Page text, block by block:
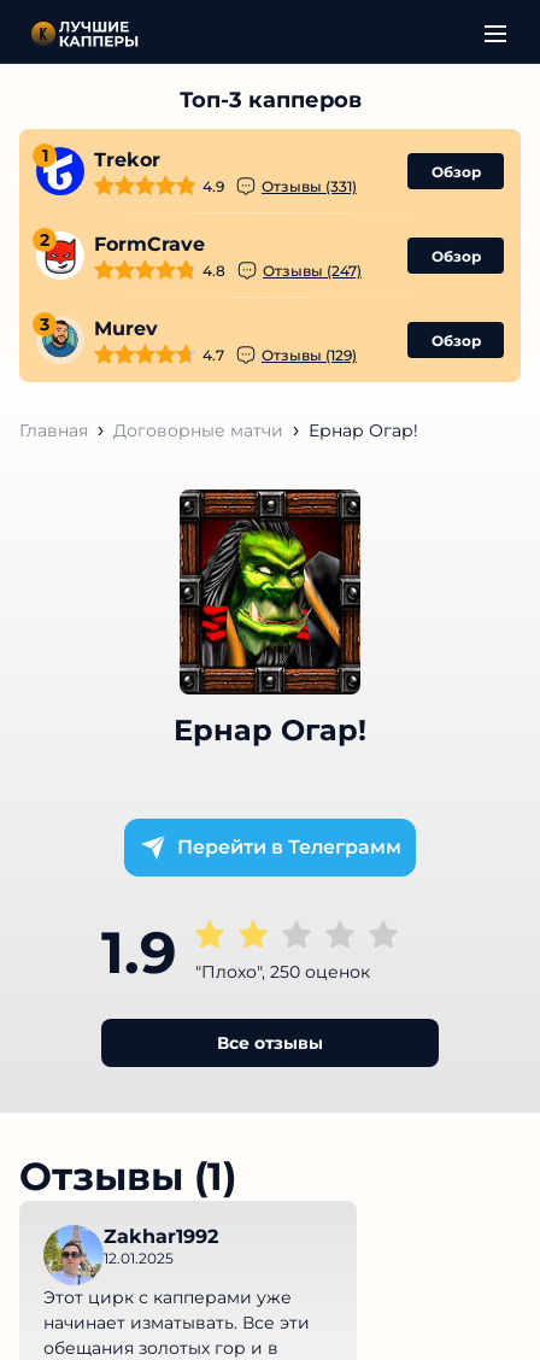
1 Trekor
4.9 Отзывы (331)
Обзор
2 FormCrave
4.8 Отзывы (247)
Обзор
3 Murev
4.7 Отзывы (129)
Обзор
Главная Договорные матчи Ернар Огар!
Ернар Огар!
Телеграмм
1.9 "Плохо", 250 оценок
Все отзывы
Отзывы (1)
Zakhar1992
12.01.2025
Этот цирк с капперами уже
начинает изматывать. Все эти
обещания золотых гор и в